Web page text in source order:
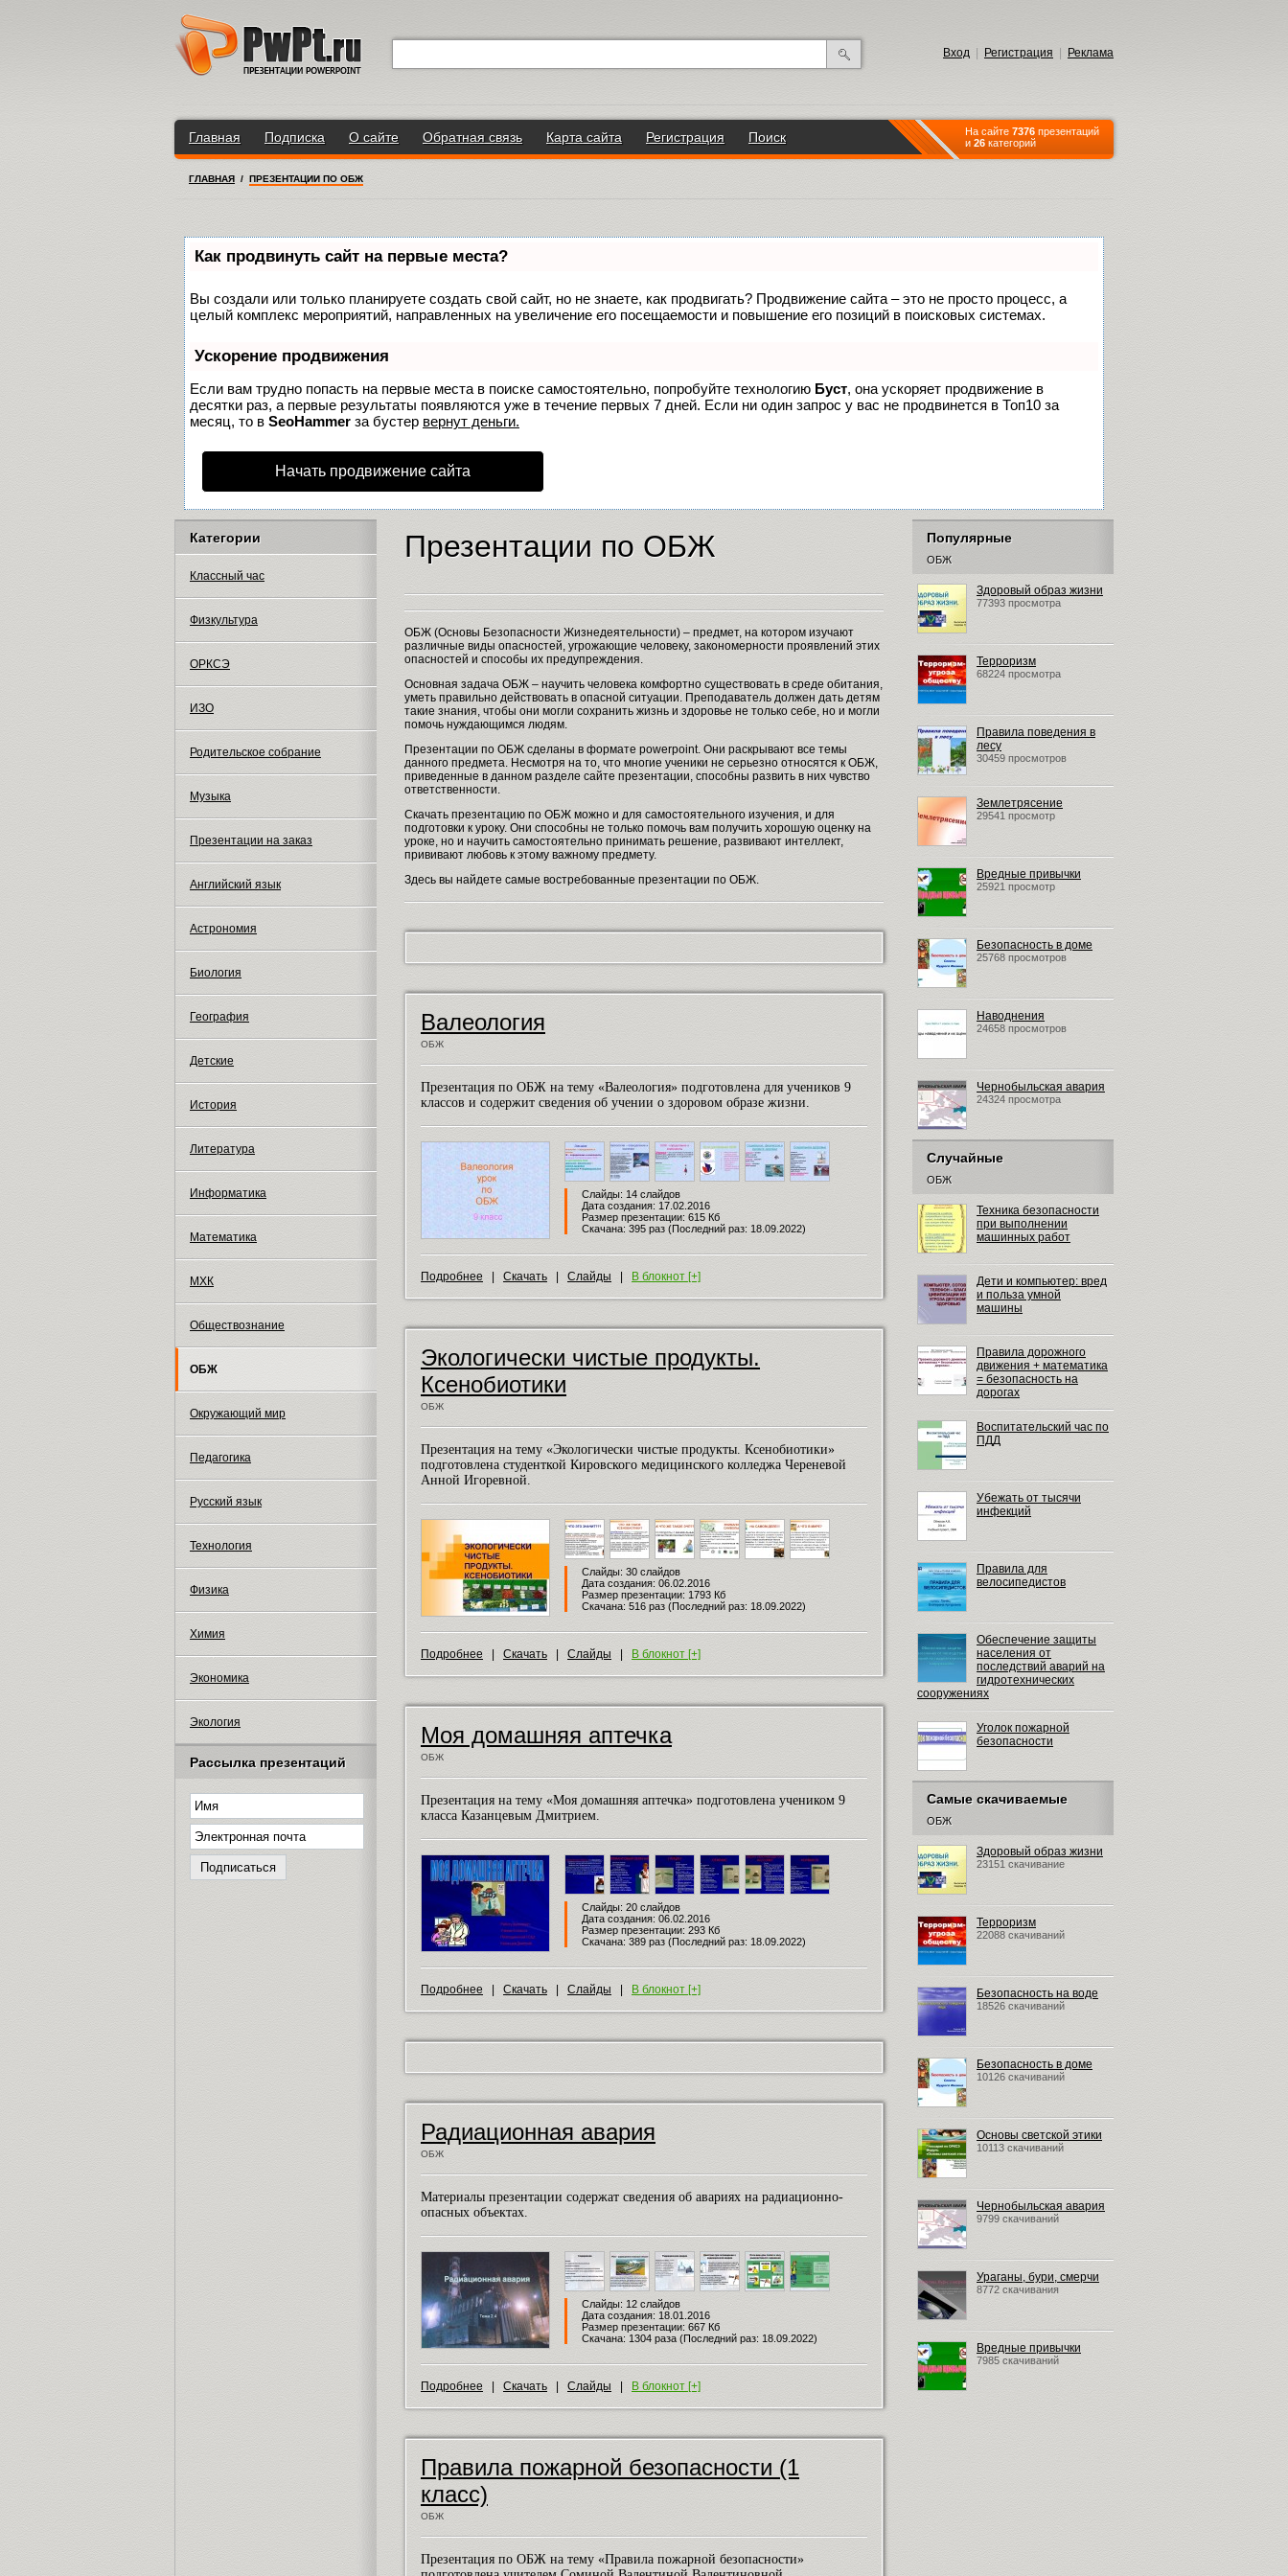
Вход Регистрация Реклама
Главная Подписка О сайте Обратная связь Карта сайта Регистрация Поиск На сайте 7376 презентаций
и 26 категорий
ГЛАВНАЯ / ПРЕЗЕНТАЦИИ ПО ОБЖ
Как продвинуть сайт на первые места?
Вы создали или только планируете создать свой сайт, но не знаете, как продвигать? Продвижение сайта – это не просто процесс, а
целый комплекс мероприятий, направленных на увеличение его посещаемости и повышение его позиций в поисковых системах.
Ускорение продвижения
Если вам трудно попасть на первые места в поиске самостоятельно, попробуйте технологию Буст, она ускоряет продвижение в
десятки раз, а первые результаты появляются уже в течение первых 7 дней. Если ни один запрос у вас не продвинется в Топ10 за
месяц, то в SeoHammer за бустер вернут деньги.
Начать продвижение сайта
Категории
Классный час
Физкультура
ОРКСЭ
ИЗО
Родительское собрание
Музыка
Презентации на заказ
Английский язык
Астрономия
Биология
География
Детские
История
Литература
Информатика
Математика
МХК
Обществознание
ОБЖ
Окружающий мир
Педагогика
Русский язык
Технология
Физика
Химия
Экономика
Экология
Рассылка презентаций
Презентации по ОБЖ
ОБЖ (Основы Безопасности Жизнедеятельности) – предмет, на котором изучают
различные виды опасностей, угрожающие человеку, закономерности проявлений этих
опасностей и способы их предупреждения.
Основная задача ОБЖ – научить человека комфортно существовать в среде обитания,
уметь правильно действовать в опасной ситуации. Преподаватель должен дать детям
такие знания, чтобы они могли сохранить жизнь и здоровье не только себе, но и могли
помочь нуждающимся людям.
Презентации по ОБЖ сделаны в формате powerpoint. Они раскрывают все темы
данного предмета. Несмотря на то, что многие ученики не серьезно относятся к ОБЖ,
приведенные в данном разделе сайте презентации, способны развить в них чувство
ответственности.
Скачать презентацию по ОБЖ можно и для самостоятельного изучения, и для
подготовки к уроку. Они способны не только помочь вам получить хорошую оценку на
уроке, но и научить самостоятельно принимать решение, развивают интеллект,
прививают любовь к этому важному предмету.
Здесь вы найдете самые востребованные презентации по ОБЖ.
Валеология
ОБЖ
Презентация по ОБЖ на тему «Валеология» подготовлена для учеников 9
классов и содержит сведения об учении о здоровом образе жизни.
Слайды: 14 слайдов
Дата создания: 17.02.2016
Размер презентации: 615 Кб
Скачана: 395 раз (Последний раз: 18.09.2022)
Подробнее Скачать Слайды В блокнот [+]
Экологически чистые продукты.
Ксенобиотики
ОБЖ
Презентация на тему «Экологически чистые продукты. Ксенобиотики»
подготовлена студенткой Кировского медицинского колледжа Череневой
Анной Игоревной.
Слайды: 30 слайдов
Дата создания: 06.02.2016
Размер презентации: 1793 Кб
Скачана: 516 раз (Последний раз: 18.09.2022)
Подробнее Скачать Слайды В блокнот [+]
Моя домашняя аптечка
ОБЖ
Презентация на тему «Моя домашняя аптечка» подготовлена учеником 9
класса Казанцевым Дмитрием.
Слайды: 20 слайдов
Дата создания: 06.02.2016
Размер презентации: 293 Кб
Скачана: 389 раз (Последний раз: 18.09.2022)
Подробнее Скачать Слайды В блокнот [+]
Радиационная авария
ОБЖ
Материалы презентации содержат сведения об авариях на радиационно-
опасных объектах.
Слайды: 12 слайдов
Дата создания: 18.01.2016
Размер презентации: 667 Кб
Скачана: 1304 раза (Последний раз: 18.09.2022)
Подробнее Скачать Слайды В блокнот [+]
Правила пожарной безопасности (1
класс)
ОБЖ
Презентация по ОБЖ на тему «Правила пожарной безопасности»
Популярные
ОБЖ
Здоровый образ жизни
77393 просмотра
Терроризм
68224 просмотра
Правила поведения в
лесу
30459 просмотров
Землетрясение
29541 просмотр
Вредные привычки
25921 просмотр
Безопасность в доме
25768 просмотров
Наводнения
24658 просмотров
Чернобыльская авария
24324 просмотра
Случайные
ОБЖ
Техника безопасности
при выполнении
машинных работ
Дети и компьютер: вред
и польза умной
машины
Правила дорожного
движения + математика
= безопасность на
дорогах
Воспитательский час по
ПДД
Убежать от тысячи
инфекций
Правила для
велосипедистов
Обеспечение защиты
населения от
последствий аварий на
гидротехнических
сооружениях
Уголок пожарной
безопасности
Самые скачиваемые
ОБЖ
Здоровый образ жизни
23151 скачивание
Терроризм
22088 скачиваний
Безопасность на воде
18526 скачиваний
Безопасность в доме
10126 скачиваний
Основы светской этики
10113 скачиваний
Чернобыльская авария
9799 скачиваний
Ураганы, бури, смерчи
8772 скачивания
Вредные привычки
7985 скачиваний